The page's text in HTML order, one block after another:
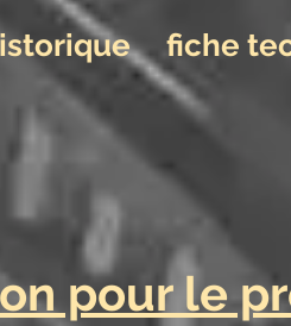
fiche
pour le